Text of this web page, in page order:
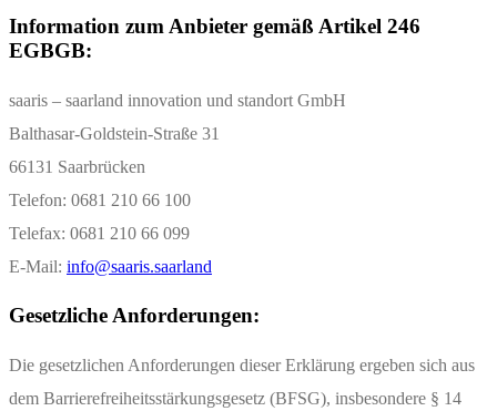
Information zum Anbieter gemäß Artikel 246
EGBGB:
saaris – saarland innovation und standort GmbH
Balthasar-Goldstein-Straße 31
66131 Saarbrücken
Telefon: 0681 210 66 100
Telefax: 0681 210 66 099
E-Mail: info@saaris.saarland
Gesetzliche Anforderungen:
Die gesetzlichen Anforderungen dieser Erklärung ergeben sich aus
dem Barrierefreiheitsstärkungsgesetz (BFSG), insbesondere § 14